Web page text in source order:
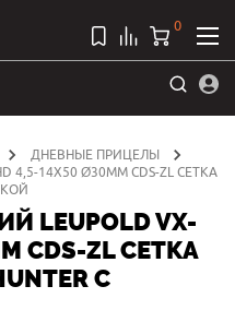
0
ДНЕВНЫЕ ПРИЦЕЛЫ
4,5-14Х50 Ø30MM CDS-ZL СЕТКА
LEUPOLD VX-
CDS-ZL СЕТКА
С